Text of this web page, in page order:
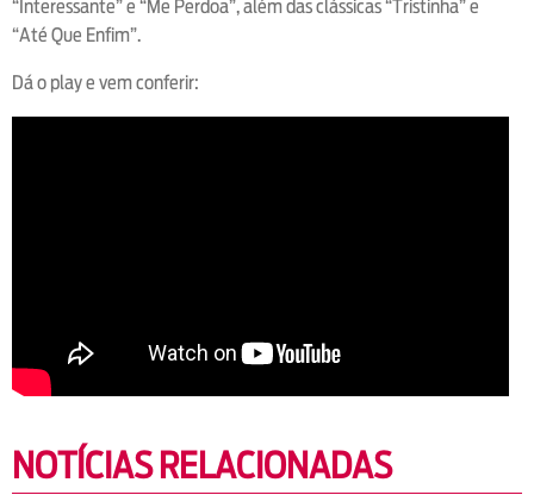
“Interessante” e “Me Perdoa”, além das clássicas “Tristinha” e
“Até Que Enfim”.
Dá o play e vem conferir:
NOTÍCIAS RELACIONADAS